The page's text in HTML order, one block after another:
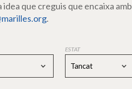
que creguis que encaixa amb
.
ESTAT
Tancat